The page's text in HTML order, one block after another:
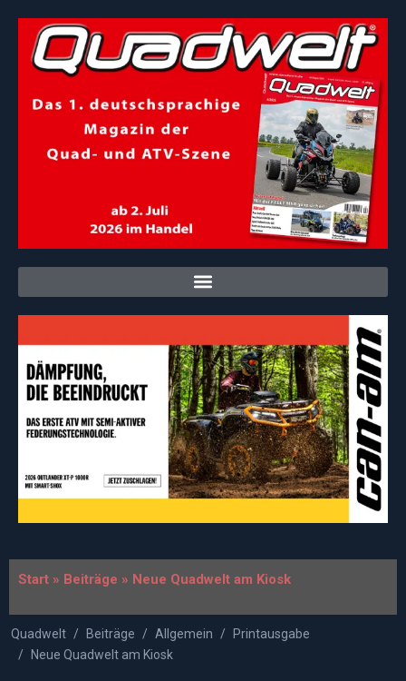
Start » Beiträge » Neue Quadwelt am Kiosk
Quadwelt Beiträge Allgemein
Printausgabe
Neue Quadwelt am Kiosk